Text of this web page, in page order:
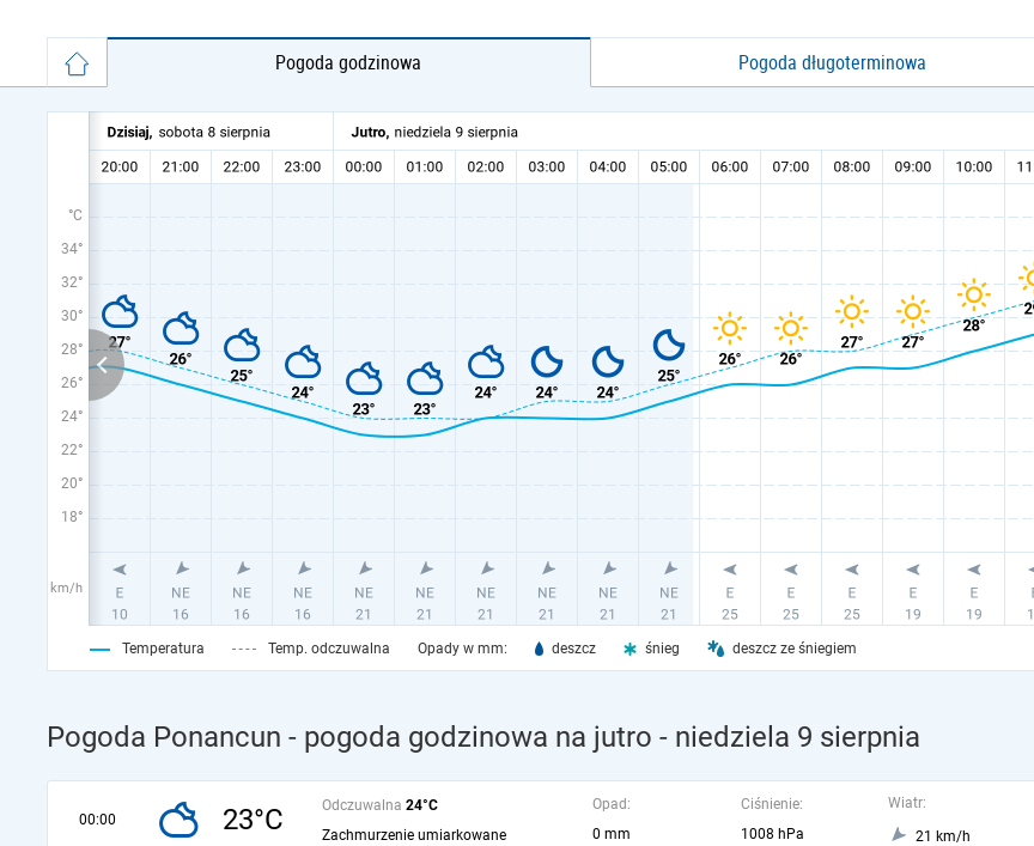
Pogoda godzinowa Pogoda długoterminowa
°C
34°
32°
30°
28°
26°
24°
22°
20°
18°
km/h
Temperatura Temp. odczuwalna Opady w mm: deszcz śnieg deszcz ze śniegiem
Pogoda Ponancun - pogoda godzinowa na jutro - niedziela 9 sierpnia
00:00 23°C Odczuwalna 24°C
Zachmurzenie umiarkowane
Opad:
0 mm
Ciśnienie:
1008 hPa
Wiatr:
21 km/h